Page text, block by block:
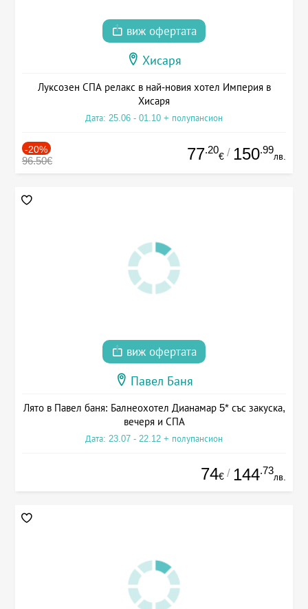
виж офертата
Хисаря
Луксозен СПА релакс в най-новия хотел Империя в
Хисаря
Дата: 25.06 - 01.10 + полупансион
-20%
96.50€ 77.20
€ / 150.99
лв.
виж офертата
Павел Баня
Лято в Павел баня: Балнеохотел Дианамар 5* със закуска,
вечеря и СПА
Дата: 23.07 - 22.12 + полупансион
74€ / 144.73
лв.